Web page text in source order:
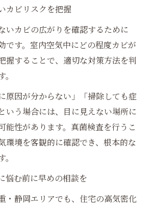
カビリスクを把握
いカビの広がりを確認するために
です。室内空気中にどの程度カビが
握することで、適切な対策方法を判
原因が分からない」「掃除しても症
いう場合には、目に見えない場所に
能性があります。真菌検査を行うこ
環境を客観的に確認でき、根本的な
悩む前に早めの相談を
・静岡エリアでも、住宅の高気密化